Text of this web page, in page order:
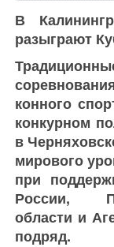
В
разыграют
конного
конкурном
в
мирового
при
России,
области и
подряд.